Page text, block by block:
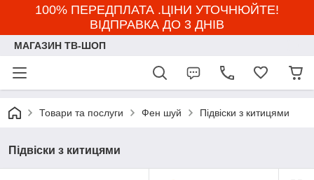
100% ПЕРЕДПЛАТА .ЦІНИ УТОЧНЮЙТЕ!
ВІДПРАВКА ДО 3 ДНІВ
МАГАЗИН ТВ-ШОП
Товари та послуги Фен шуй Підвіски з китицями
Підвіски з китицями